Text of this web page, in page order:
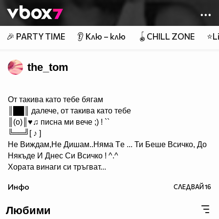
👾
🎉 PARTY TIME 👂 Клю – клю 🪀CHILL ZONE
the_tom
От такива като тебе бягам
║██║ далече, от такива като тебе
║(o)║♥♫ писна ми вече ;) ! ``
╚══╝[ ♪ ]
Не Виждам,Hе Дишам..Hяма Tе ... Ти Беше Всичко, До
Някъде И Днес Си Всичкo ! ^.^
Хората винаги си тръгват...
голяма нужда от тях!И... ако наистина цените нещо, не
случаи няма да се върне....
Инфо СЛЕДВАЙ16
Любими